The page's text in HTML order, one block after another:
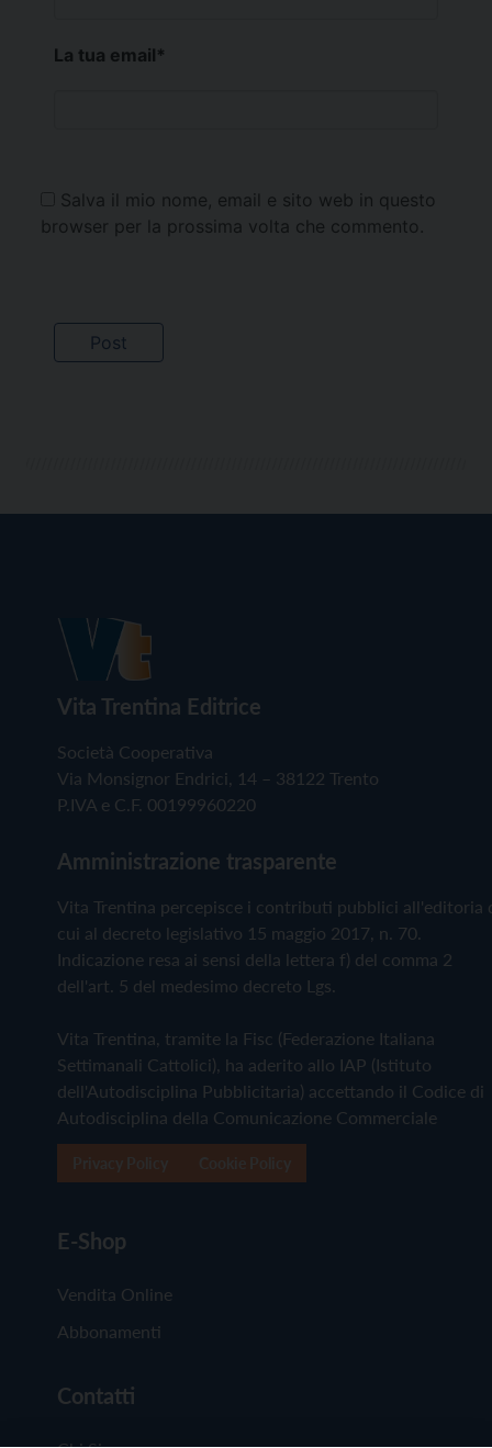
La tua email*
Salva il mio nome, email e sito web in questo
browser per la prossima volta che commento.
Vita Trentina Editrice
Società Cooperativa
Via Monsignor Endrici, 14 – 38122 Trento
P.IVA e C.F. 00199960220
Amministrazione trasparente
Vita Trentina percepisce i contributi pubblici all'editoria
cui al decreto legislativo 15 maggio 2017, n. 70.
Indicazione resa ai sensi della lettera f) del comma 2
dell'art. 5 del medesimo decreto Lgs.
Vita Trentina, tramite la Fisc (Federazione Italiana
Settimanali Cattolici), ha aderito allo IAP (Istituto
dell'Autodisciplina Pubblicitaria) accettando il Codice di
Autodisciplina della Comunicazione Commerciale
E-Shop
Vendita Online
Abbonamenti
Contatti